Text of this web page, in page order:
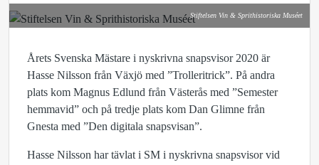
Stiftelsen Vin & Sprithistoriska Muséet
Årets Svenska Mästare i nyskrivna snapsvisor 2020 är
Hasse Nilsson från Växjö med ”Trolleritrick”. På andra
plats kom Magnus Edlund från Västerås med ”Semester
hemmavid” och på tredje plats kom Dan Glimne från
Gnesta med ”Den digitala snapsvisan”.
Hasse Nilsson har tävlat i SM i nyskrivna snapsvisor vid